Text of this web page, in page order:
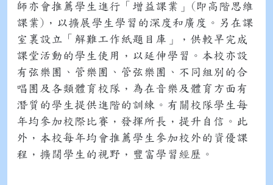
師亦會推薦學生進行「增益課業」(即高階思維
課業)，以擴展學生學習的深度和廣度。另在課
室裏設立「解難工作紙題目庫」，供較早完成
課堂活動的學生使用，以延伸學習。本校亦設
有弦樂團、管樂團、管弦樂團、不同組別的合
唱團及各類體育校隊，為在音樂及體育方面有
潛質的學生提供進階的訓練。有關校隊學生每
年均參加校際比賽，發揮所長，提升自信。此
外，本校每年均會推薦學生參加校外的資優課
程，擴闊學生的視野，豐富學習經歷。